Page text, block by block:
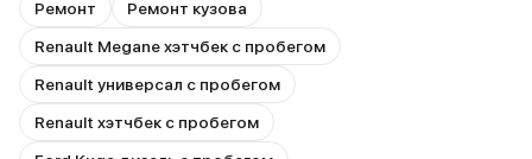
Ремонт
Ремонт кузова
Renault Megane хэтчбек с пробегом
Renault универсал с пробегом
Renault хэтчбек с пробегом